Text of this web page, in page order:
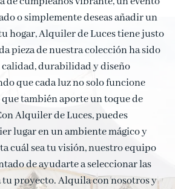
o simplemente deseas añadir un
hogar, Alquiler de Luces tiene justo
pieza de nuestra colección ha sido
calidad, durabilidad y diseño
que cada luz no solo funcione
también aporte un toque de
Alquiler de Luces, puedes
lugar en un ambiente mágico y
cuál sea tu visión, nuestro equipo
de ayudarte a seleccionar las
tu proyecto. Alquila con nosotros y